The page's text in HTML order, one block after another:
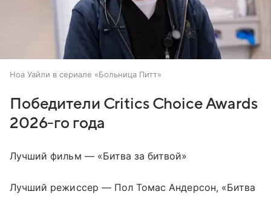
Ноа Уайли в сериале «Больница Питт»
Победители Critics Choice Awards
2026-го года
Лучший фильм — «Битва за битвой»
Лучший режиссер — Пол Томас Андерсон, «Битва